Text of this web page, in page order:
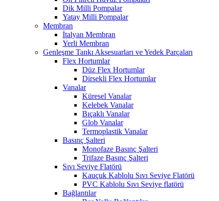
Dik Milli Pompalar
Yatay Milli Pompalar
Membran
İtalyan Membran
Yerli Membran
Genleşme Tankı Aksesuarları ve Yedek Parçaları
Flex Hortumlar
Düz Flex Hortumlar
Dirsekli Flex Hortumlar
Vanalar
Küresel Vanalar
Kelebek Vanalar
Bıçaklı Vanalar
Glob Vanalar
Termoplastik Vanalar
Basınç Şalteri
Monofaze Basınç Şalteri
Trifaze Basınç Şalteri
Sıvı Seviye Flatörü
Kauçuk Kablolu Sıvı Seviye Flatörü
PVC Kablolu Sıvı Seviye flatörü
Bağlantılar